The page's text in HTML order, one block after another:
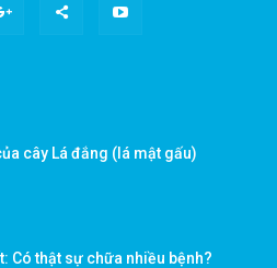
cây Lá đắng (lá mật gấu)
Có thật sự chữa nhiều bệnh?